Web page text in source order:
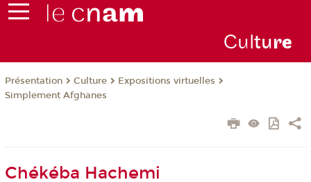
Culture
Présentation Culture
Expositions virtuelles
Simplement Afghanes
Chékéba Hachemi